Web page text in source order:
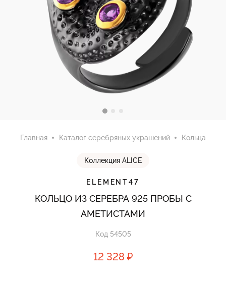
Главная Каталог серебряных украшений Кольца
Коллекция ALICE
ELEMENT47
КОЛЬЦО ИЗ СЕРЕБРА 925 ПРОБЫ С
АМЕТИСТАМИ
Код 54505
12 328 ₽